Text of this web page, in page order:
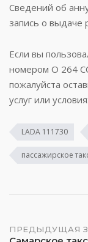
Сведений об
запись о выдаче
Если вы
номером О 264
пожалуйста
услуг или
LADA 111730
пассажирское
ПРЕДЫДУЩАЯ